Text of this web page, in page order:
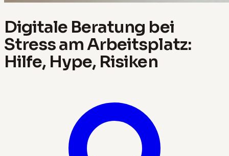
Digitale Beratung bei
Stress am Arbeitsplatz:
Hilfe, Hype, Risiken